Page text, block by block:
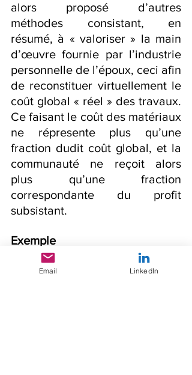
alors proposé d’autres
méthodes consistant, en
résumé, à « valoriser » la main
d’œuvre fournie par l’industrie
personnelle de l’époux, ceci afin
de reconstituer virtuellement le
coût global « réel » des travaux.
Ce faisant le coût des matériaux
ne répresente plus qu’une
fraction dudit coût global, et la
communauté ne reçoit alors
plus qu’une fraction
correspondante du profit
subsistant.
Exemple
Si l’on reprend l’exemple, en
Email LinkedIn